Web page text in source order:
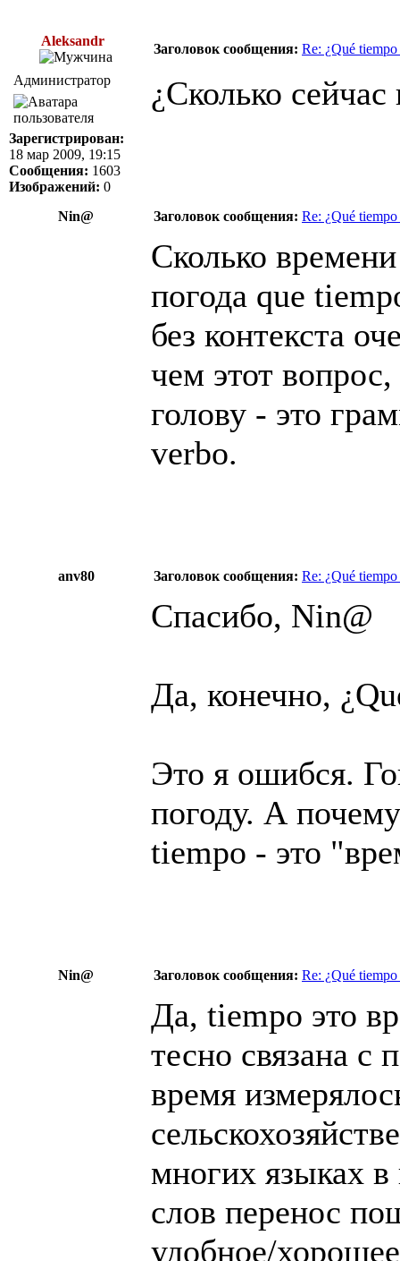
Aleksandr
Заголовок сообщения: Re: ¿Qué tiempo
Администратор
Зарегистрирован:
18 мар 2009, 19:15
Сообщения: 1603
Изображений: 0
¿Сколько
Nin@ Заголовок сообщения: Re: ¿Qué tiempo
Сколько
погода que
без контекста
чем этот
голову - это
verbo.
anv80 Заголовок сообщения: Re: ¿Qué tiempo
Спасибо, Nin@
Да, конечно,
Это я ошибся.
погоду. А
tiempo - это
Nin@ Заголовок сообщения: Re: ¿Qué tiempo
Да, tiempo это
тесно связана с
время
многих языках в
слов перенос
удобное/